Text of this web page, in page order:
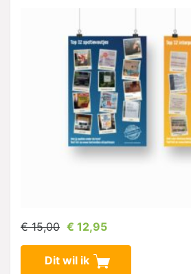
€ 15,00 € 12,95
Dit wil ik